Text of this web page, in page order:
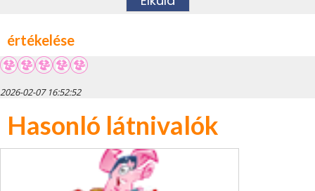
értékelése
2026-02-07 16:52:52
Hasonló látnivalók